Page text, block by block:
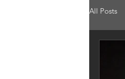
All Posts